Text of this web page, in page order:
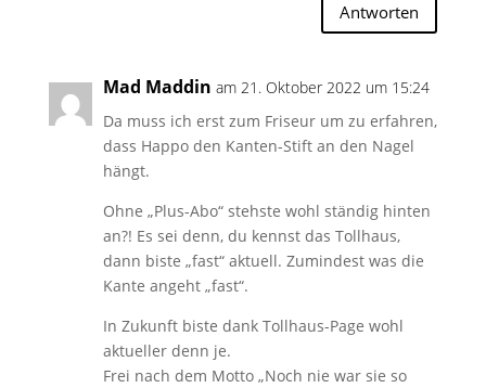
Antworten
Mad Maddin am 21. Oktober 2022 um 15:24
Da muss ich erst zum Friseur um zu erfahren,
dass Happo den Kanten-Stift an den Nagel
hängt.
Ohne „Plus-Abo“ stehste wohl ständig hinten
an?! Es sei denn, du kennst das Tollhaus,
dann biste „fast“ aktuell. Zumindest was die
Kante angeht „fast“.
In Zukunft biste dank Tollhaus-Page wohl
aktueller denn je.
Frei nach dem Motto „Noch nie war sie so